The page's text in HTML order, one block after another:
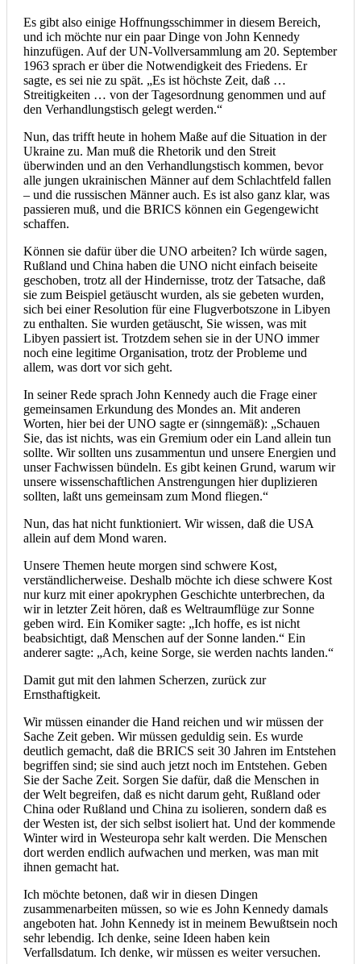
Es gibt also einige Hoffnungsschimmer in diesem Bereich,
und ich möchte nur ein paar Dinge von John Kennedy
hinzufügen. Auf der UN-Vollversammlung am 20. September
1963 sprach er über die Notwendigkeit des Friedens. Er
sagte, es sei nie zu spät. „Es ist höchste Zeit, daß …
Streitigkeiten … von der Tagesordnung genommen und auf
den Verhandlungstisch gelegt werden.“
Nun, das trifft heute in hohem Maße auf die Situation in der
Ukraine zu. Man muß die Rhetorik und den Streit
überwinden und an den Verhandlungstisch kommen, bevor
alle jungen ukrainischen Männer auf dem Schlachtfeld fallen
– und die russischen Männer auch. Es ist also ganz klar, was
passieren muß, und die BRICS können ein Gegengewicht
schaffen.
Können sie dafür über die UNO arbeiten? Ich würde sagen,
Rußland und China haben die UNO nicht einfach beiseite
geschoben, trotz all der Hindernisse, trotz der Tatsache, daß
sie zum Beispiel getäuscht wurden, als sie gebeten wurden,
sich bei einer Resolution für eine Flugverbotszone in Libyen
zu enthalten. Sie wurden getäuscht, Sie wissen, was mit
Libyen passiert ist. Trotzdem sehen sie in der UNO immer
noch eine legitime Organisation, trotz der Probleme und
allem, was dort vor sich geht.
In seiner Rede sprach John Kennedy auch die Frage einer
gemeinsamen Erkundung des Mondes an. Mit anderen
Worten, hier bei der UNO sagte er (sinngemäß): „Schauen
Sie, das ist nichts, was ein Gremium oder ein Land allein tun
sollte. Wir sollten uns zusammentun und unsere Energien und
unser Fachwissen bündeln. Es gibt keinen Grund, warum wir
unsere wissenschaftlichen Anstrengungen hier duplizieren
sollten, laßt uns gemeinsam zum Mond fliegen.“
Nun, das hat nicht funktioniert. Wir wissen, daß die USA
allein auf dem Mond waren.
Unsere Themen heute morgen sind schwere Kost,
verständlicherweise. Deshalb möchte ich diese schwere Kost
nur kurz mit einer apokryphen Geschichte unterbrechen, da
wir in letzter Zeit hören, daß es Weltraumflüge zur Sonne
geben wird. Ein Komiker sagte: „Ich hoffe, es ist nicht
beabsichtigt, daß Menschen auf der Sonne landen.“ Ein
anderer sagte: „Ach, keine Sorge, sie werden nachts landen.“
Damit gut mit den lahmen Scherzen, zurück zur
Ernsthaftigkeit.
Wir müssen einander die Hand reichen und wir müssen der
Sache Zeit geben. Wir müssen geduldig sein. Es wurde
deutlich gemacht, daß die BRICS seit 30 Jahren im Entstehen
begriffen sind; sie sind auch jetzt noch im Entstehen. Geben
Sie der Sache Zeit. Sorgen Sie dafür, daß die Menschen in
der Welt begreifen, daß es nicht darum geht, Rußland oder
China oder Rußland und China zu isolieren, sondern daß es
der Westen ist, der sich selbst isoliert hat. Und der kommende
Winter wird in Westeuropa sehr kalt werden. Die Menschen
dort werden endlich aufwachen und merken, was man mit
ihnen gemacht hat.
Ich möchte betonen, daß wir in diesen Dingen
zusammenarbeiten müssen, so wie es John Kennedy damals
angeboten hat. John Kennedy ist in meinem Bewußtsein noch
sehr lebendig. Ich denke, seine Ideen haben kein
Verfallsdatum. Ich denke, wir müssen es weiter versuchen.